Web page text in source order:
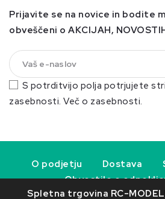
Prijavite se na novice in bodite
obveščeni o AKCIJAH,
S potrditvijo polja potrjujete
zasebnosti. Več o zasebnosti.
Spletna trgovina RC-
O podjetju Dostava
Obvestilo o